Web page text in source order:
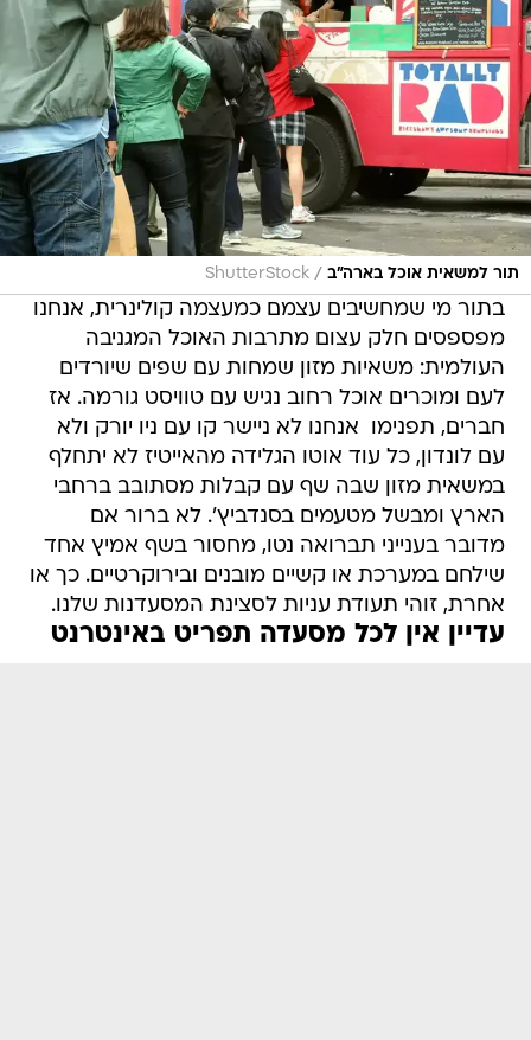
תור למשאית אוכל בארה"ב /
ShutterStock
בתור מי שמחשיבים עצמם כמעצמה קולינרית, אנחנו
מפספסים חלק עצום מתרבות האוכל המגניבה
העולמית: משאיות מזון שמחות עם שפים שיורדים
לעם ומוכרים אוכל רחוב נגיש עם טוויסט גורמה. אז
חברים, תפנימו  אנחנו לא ניישר קו עם ניו יורק ולא
עם לונדון, כל עוד אוטו הגלידה מהאייטיז לא יתחלף
במשאית מזון שבה שף עם קבלות מסתובב ברחבי
הארץ ומבשל מטעמים בסנדביץ'. לא ברור אם
מדובר בענייני תברואה נטו, מחסור בשף אמיץ אחד
שילחם במערכת או קשיים מובנים ובירוקרטיים. כך או
אחרת, זוהי תעודת עניות לסצינת המסעדנות שלנו.
עדיין אין לכל מסעדה תפריט באינטרנט